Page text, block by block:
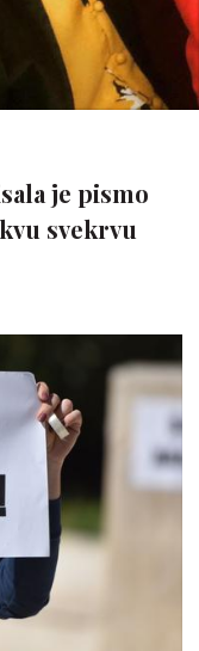
je pismo
svekrvu